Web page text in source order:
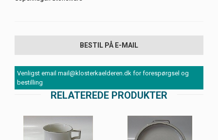
BESTIL PÅ E-MAIL
Venligst email mail@klosterkaelderen.dk for forespørgsel og
bestilling
RELATEREDE PRODUKTER